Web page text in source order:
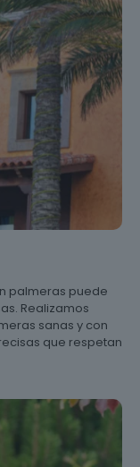
palmeras puede
Realizamos
sanas y con
que respetan